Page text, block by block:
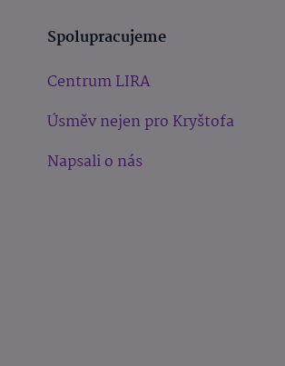
Spolupracujeme
Centrum LIRA
Úsměv nejen pro Kryštofa
Napsali o nás